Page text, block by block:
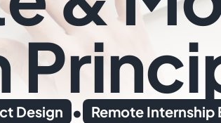
Design •
Remote Internship